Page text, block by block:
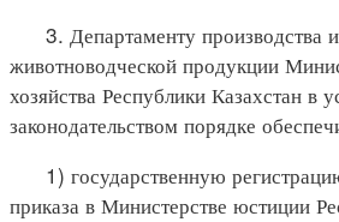
3. Департаменту производства и
животноводческой продукции
хозяйства Республики Казахстан в
законодательством порядке
1) государственную
приказа в Министерстве юстиции